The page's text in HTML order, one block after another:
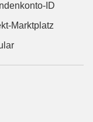
ID
Marktplatz